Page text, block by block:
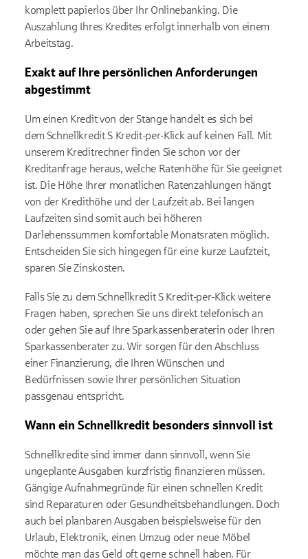
komplett papierlos über Ihr Onlinebanking. Die
Auszahlung Ihres Kredites erfolgt innerhalb von einem
Arbeitstag.
Exakt auf Ihre persönlichen Anforderungen
abgestimmt
Um einen Kredit von der Stange handelt es sich bei
dem Schnellkredit S Kredit-per-Klick auf keinen Fall. Mit
unserem Kreditrechner finden Sie schon vor der
Kreditanfrage heraus, welche Ratenhöhe für Sie geeignet
ist. Die Höhe Ihrer monatlichen Ratenzahlungen hängt
von der Kredithöhe und der Laufzeit ab. Bei langen
Laufzeiten sind somit auch bei höheren
Darlehenssummen komfortable Monatsraten möglich.
Entscheiden Sie sich hingegen für eine kurze Laufzteit,
sparen Sie Zinskosten.
Falls Sie zu dem Schnellkredit S Kredit-per-Klick weitere
Fragen haben, sprechen Sie uns direkt telefonisch an
oder gehen Sie auf Ihre Sparkassenberaterin oder Ihren
Sparkassenberater zu. Wir sorgen für den Abschluss
einer Finanzierung, die Ihren Wünschen und
Bedürfnissen sowie Ihrer persönlichen Situation
passgenau entspricht.
Wann ein Schnellkredit besonders sinnvoll ist
Schnellkredite sind immer dann sinnvoll, wenn Sie
ungeplante Ausgaben kurzfristig finanzieren müssen.
Gängige Aufnahmegründe für einen schnellen Kredit
sind Reparaturen oder Gesundheitsbehandlungen. Doch
auch bei planbaren Ausgaben beispielsweise für den
Urlaub, Elektronik, einen Umzug oder neue Möbel
möchte man das Geld oft gerne schnell haben. Für